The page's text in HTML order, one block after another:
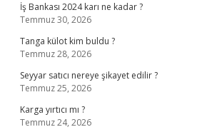
İş Bankası 2024 karı ne kadar ?
Temmuz 30, 2026
Tanga külot kim buldu ?
Temmuz 28, 2026
Seyyar satıcı nereye şikayet edilir ?
Temmuz 25, 2026
Karga yırtıcı mı ?
Temmuz 24, 2026